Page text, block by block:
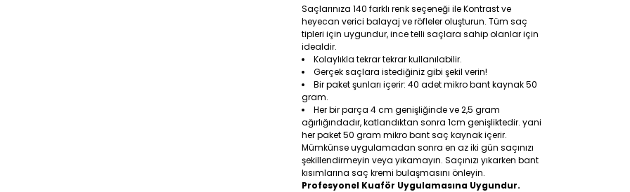
Saçlarınıza 140 farklı renk seçeneği ile Kontrast ve
heyecan verici balayaj ve röfleler oluşturun. Tüm saç
tipleri için uygundur, ince telli saçlara sahip olanlar için
idealdir.
Kolaylıkla tekrar tekrar kullanılabilir.
Gerçek saçlara istediğiniz gibi şekil verin!
Bir paket şunları içerir: 40 adet mikro bant kaynak 50
gram.
Her bir parça 4 cm genişliğinde ve 2,5 gram
ağırlığındadır, katlandıktan sonra 1cm genişliktedir. yani
her paket 50 gram mikro bant saç kaynak içerir.
Mümkünse uygulamadan sonra en az iki gün saçınızı
şekillendirmeyin veya yıkamayın. Saçınızı yıkarken bant
kısımlarına saç kremi bulaşmasını önleyin.
Profesyonel Kuaför Uygulamasına Uygundur.